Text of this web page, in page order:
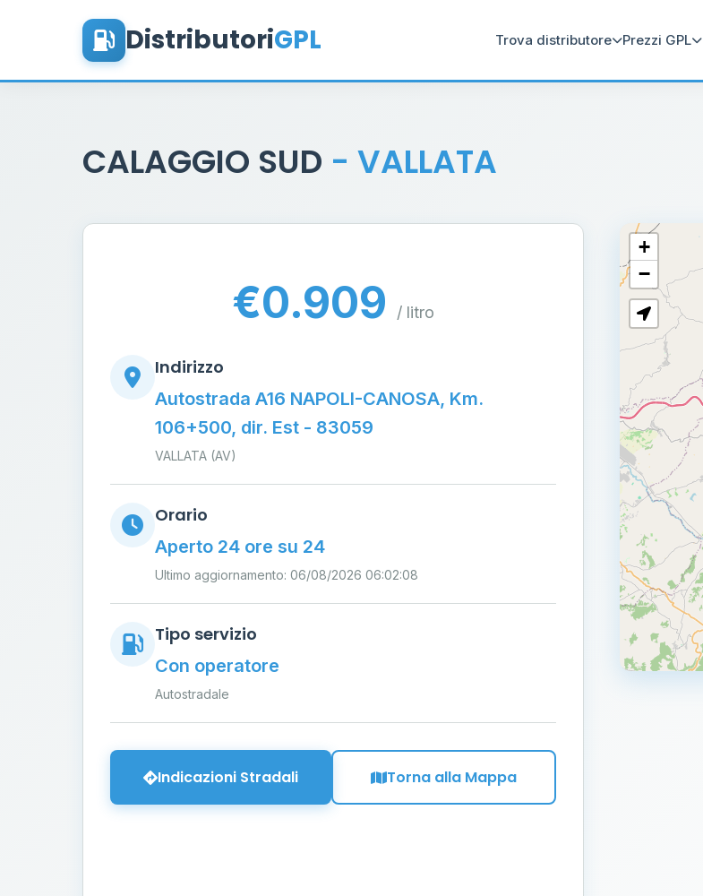
DistributoriGPL Trova distributore Prezzi GPL
CALAGGIO SUD - VALLATA
€0.909 / litro
Indirizzo
Autostrada A16 NAPOLI-CANOSA, Km.
106+500, dir. Est - 83059
VALLATA (AV)
Orario
Aperto 24 ore su 24
Ultimo aggiornamento: 06/08/2026 06:02:08
Tipo servizio
Con operatore
Autostradale
Indicazioni Stradali Torna alla Mappa
+
−